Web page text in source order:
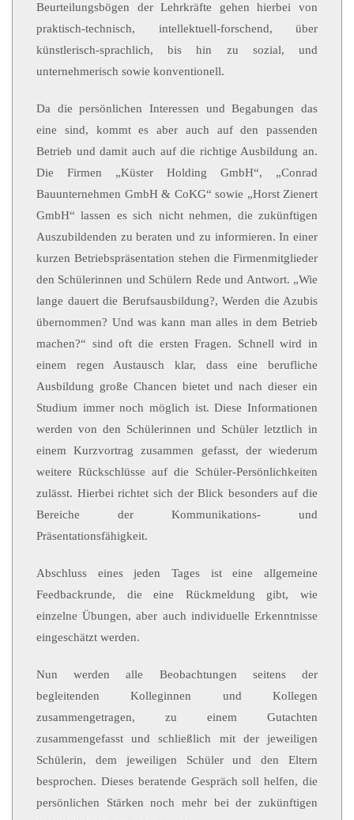
Beurteilungsbögen der Lehrkräfte gehen hierbei von
praktisch-technisch, intellektuell-forschend, über
künstlerisch-sprachlich, bis hin zu sozial, und
unternehmerisch sowie konventionell.
Da die persönlichen Interessen und Begabungen das
eine sind, kommt es aber auch auf den passenden
Betrieb und damit auch auf die richtige Ausbildung an.
Die Firmen „Küster Holding GmbH“, „Conrad
Bauunternehmen GmbH & CoKG“ sowie „Horst Zienert
GmbH“ lassen es sich nicht nehmen, die zukünftigen
Auszubildenden zu beraten und zu informieren. In einer
kurzen Betriebspräsentation stehen die Firmenmitglieder
den Schülerinnen und Schülern Rede und Antwort. „Wie
lange dauert die Berufsausbildung?, Werden die Azubis
übernommen? Und was kann man alles in dem Betrieb
machen?“ sind oft die ersten Fragen. Schnell wird in
einem regen Austausch klar, dass eine berufliche
Ausbildung große Chancen bietet und nach dieser ein
Studium immer noch möglich ist. Diese Informationen
werden von den Schülerinnen und Schüler letztlich in
einem Kurzvortrag zusammen gefasst, der wiederum
weitere Rückschlüsse auf die Schüler-Persönlichkeiten
zulässt. Hierbei richtet sich der Blick besonders auf die
Bereiche der Kommunikations- und
Präsentationsfähigkeit.
Abschluss eines jeden Tages ist eine allgemeine
Feedbackrunde, die eine Rückmeldung gibt, wie
einzelne Übungen, aber auch individuelle Erkenntnisse
eingeschätzt werden.
Nun werden alle Beobachtungen seitens der
begleitenden Kolleginnen und Kollegen
zusammengetragen, zu einem Gutachten
zusammengefasst und schließlich mit der jeweiligen
Schülerin, dem jeweiligen Schüler und den Eltern
besprochen. Dieses beratende Gespräch soll helfen, die
persönlichen Stärken noch mehr bei der zukünftigen